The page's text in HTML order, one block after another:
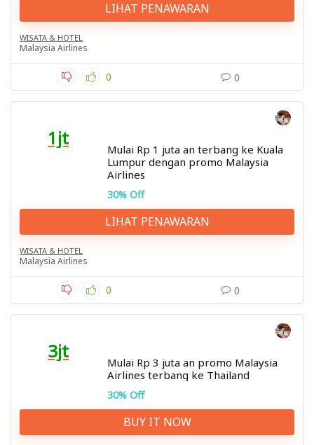
LIHAT PENAWARAN
WISATA & HOTEL
Malaysia Airlines
0 0
1jt
Mulai Rp 1 juta an terbang ke Kuala
Lumpur dengan promo Malaysia
Airlines
30% Off
LIHAT PENAWARAN
WISATA & HOTEL
Malaysia Airlines
0 0
3jt
Mulai Rp 3 juta an promo Malaysia
Airlines terbang ke Thailand
30% Off
BUY IT NOW